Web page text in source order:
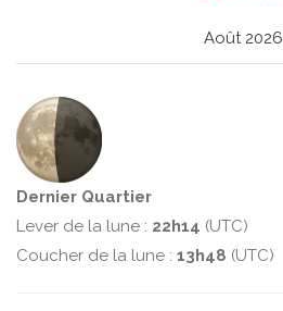
Août 2026
Dernier Quartier
Lever de la lune : 22h14 (UTC)
Coucher de la lune : 13h48 (UTC)